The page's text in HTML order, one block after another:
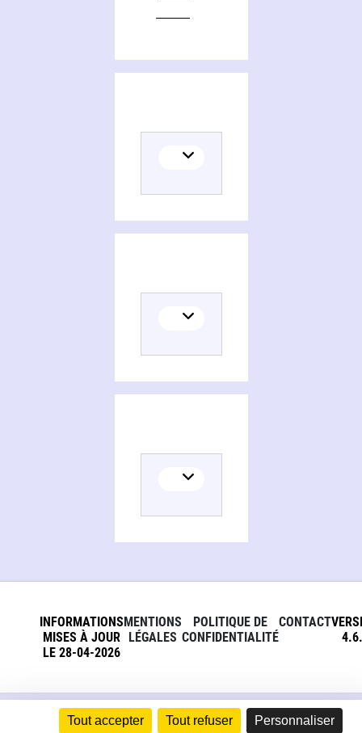
Tout accepter Tout refuser Personnaliser
INFORMATIONS
MISES À JOUR
LE 28-04-2026
MENTIONS
LÉGALES
POLITIQUE DE
CONFIDENTIALITÉ
CONTACT